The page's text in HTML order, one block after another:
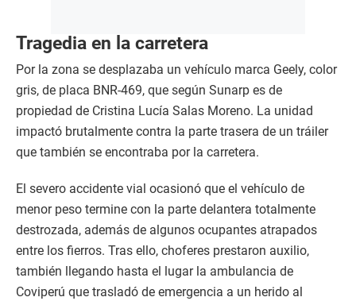
Tragedia en la carretera
Por la zona se desplazaba un vehículo marca Geely, color
gris, de placa BNR-469, que según Sunarp es de
propiedad de Cristina Lucía Salas Moreno. La unidad
impactó brutalmente contra la parte trasera de un tráiler
que también se encontraba por la carretera.
El severo accidente vial ocasionó que el vehículo de
menor peso termine con la parte delantera totalmente
destrozada, además de algunos ocupantes atrapados
entre los fierros. Tras ello, choferes prestaron auxilio,
también llegando hasta el lugar la ambulancia de
Coviperú que trasladó de emergencia a un herido al